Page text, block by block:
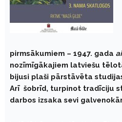
pirmsākumiem – 1947. gada
nozīmīgākajiem latviešu
bijusi plaši pārstāvēta
Arī šobrīd, turpinot tradīciju
darbos izsaka sevi